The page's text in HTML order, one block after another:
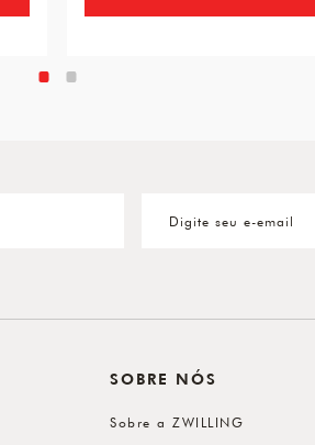
SOBRE NÓS
Sobre a ZWILLING